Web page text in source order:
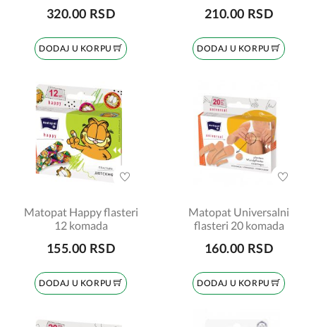
320.00 RSD
DODAJ U KORPU
210.00 RSD
DODAJ U KORPU
Matopat Happy flasteri
12 komada
155.00 RSD
DODAJ U KORPU
Matopat Universalni
flasteri 20 komada
160.00 RSD
DODAJ U KORPU